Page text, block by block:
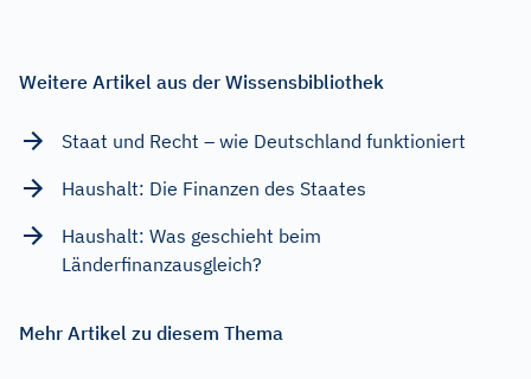
Weitere Artikel aus der Wissensbibliothek
Staat und Recht – wie Deutschland funktioniert
Haushalt: Die Finanzen des Staates
Haushalt: Was geschieht beim
Länderfinanzausgleich?
Mehr Artikel zu diesem Thema